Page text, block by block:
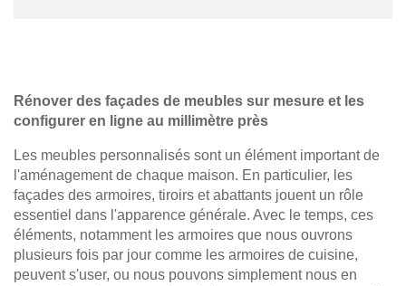
Rénover des façades de meubles sur mesure et les
configurer en ligne au millimètre près
Les meubles personnalisés sont un élément important de
l'aménagement de chaque maison. En particulier, les
façades des armoires, tiroirs et abattants jouent un rôle
essentiel dans l'apparence générale. Avec le temps, ces
éléments, notamment les armoires que nous ouvrons
plusieurs fois par jour comme les armoires de cuisine,
peuvent s'user, ou nous pouvons simplement nous en